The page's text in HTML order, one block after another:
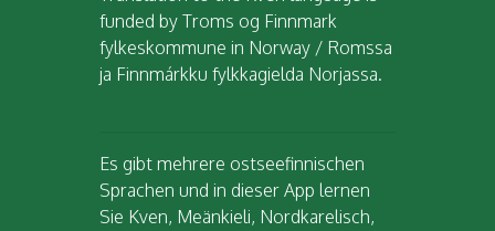
funded by Troms og Finnmark
fylkeskommune in Norway / Romssa
ja Finnmárkku fylkkagielda Norjassa.
Es gibt mehrere ostseefinnischen
Sprachen und in dieser App lernen
Sie Kven, Meänkieli, Nordkarelisch,